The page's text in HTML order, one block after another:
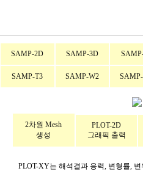
SAMP-2D SAMP-3D
SAMP-T3 SAMP-W2
2차원 Mesh
생성
PLOT-2D
그래픽 출력
PLOT-XY는 해석결과 응력, 변형률, 변